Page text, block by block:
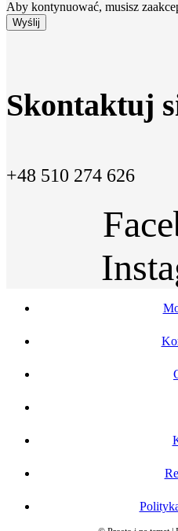
Aby kontynuować, musisz
Wyślij
Skontaktuj
+48 510 274 626